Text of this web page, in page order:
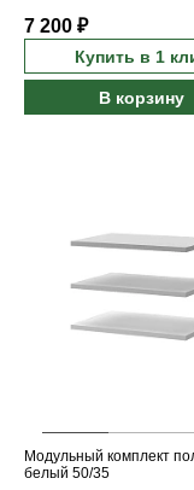
7 200 ₽
Купить в 1
В корзину
Модульный комплект
белый 50/35